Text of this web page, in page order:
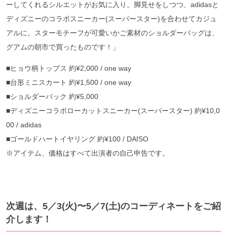
ーしてくれるシルエットがお気に入り。脚見せをしつつ、adidasと
ディズニーのコラボスニーカー(スーパースター)を合わせてカジュ
アルに。スターモチーフが可愛いかご素材のショルダーバッグは、
グアムの朝市で買ったものです！」
■ヒョウ柄トップス 約¥2,000 / one way
■台形ミニスカート 約¥1,500 / one way
■ショルダーバック 約¥5,000
■ディズニーコラボローカットスニーカー(スーパースター) 約¥10,0
00 / adidas
■ゴールドハートイヤリング 約¥100 / DAISO
※アイテム、価格はすべて出演者の自己申告です。
次週は、5／3(火)〜5／7(土)のコーディネートをご紹
介します！